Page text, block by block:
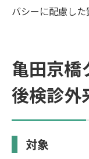
バシーに配慮した
亀田京橋
後検診外
対象